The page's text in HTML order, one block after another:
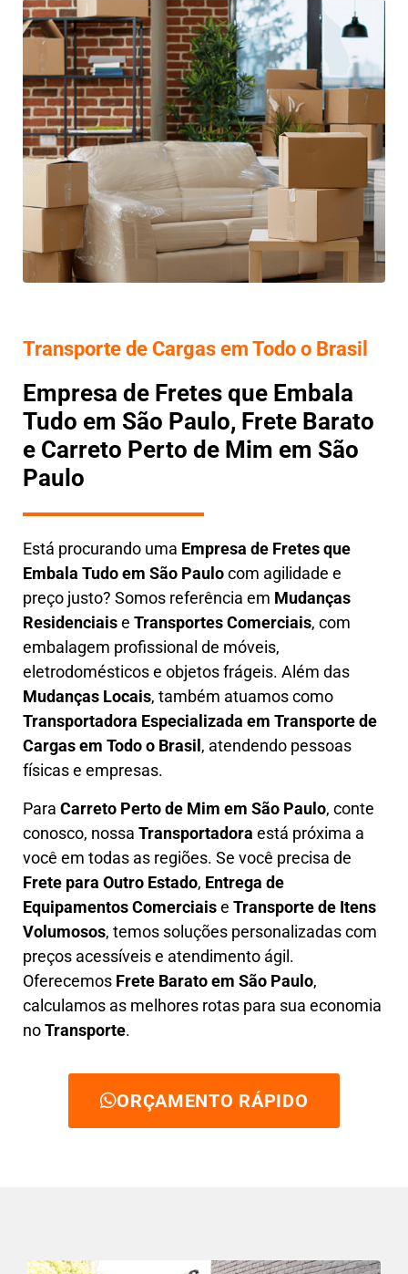
Transporte de Cargas em Todo o Brasil
Empresa de Fretes que Embala
Tudo em São Paulo, Frete Barato
e Carreto Perto de Mim em São
Paulo
Está procurando uma Empresa de Fretes que
Embala Tudo em São Paulocom agilidade e
preço justo? Somos referência em Mudanças
Residenciaise Transportes Comerciais, com
embalagem profissional de móveis,
eletrodomésticos e objetos frágeis. Além das
Mudanças Locais, também atuamos como
Transportadora Especializada em Transporte de
Cargas em Todo o Brasil , atendendo pessoas
físicas e empresas.
Para Carreto Perto de Mim em São Paulo, conte
conosco, nossa Transportadora está próxima a
você em todas as regiões. Se você precisa de
Frete para Outro Estado, Entrega de
Equipamentos Comerciaise Transporte de Itens
Volumosos, temos soluções personalizadas com
preços acessíveis e atendimento ágil.
Oferecemos Frete Baratoem São Paulo,
calculamos as melhores rotas para sua economia
noTransporte.
ORÇAMENTO RÁPIDO